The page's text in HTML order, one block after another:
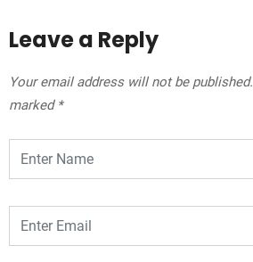
Leave a Reply
Your email address will not be published.
marked *